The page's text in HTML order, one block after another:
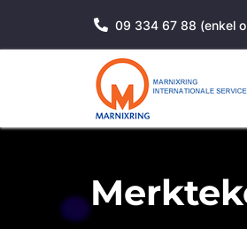
09 334 67 88 (enkel